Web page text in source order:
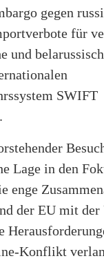
gegen
für
und
SWIFT
Lage in den
enge
der EU mit
Konflikt